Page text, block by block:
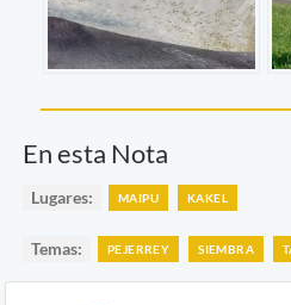
En esta Nota
Lugares: MAIPU KAKEL
Temas: PEJERREY SIEMBRA